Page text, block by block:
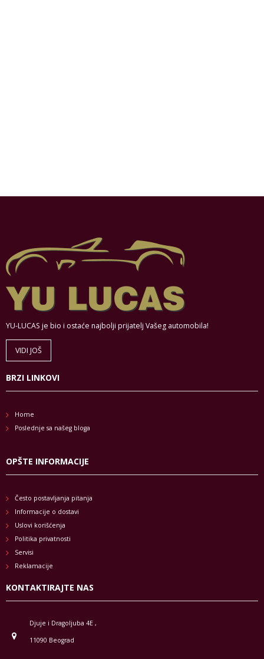
YU-LUCAS je bio i ostaće najbolji prijatelj Vašeg automobila!
VIDI JOŠ
BRZI LINKOVI
Home
Poslednje sa našeg bloga
OPŠTE INFORMACIJE
Često postavljanja pitanja
Informacije o dostavi
Uslovi korišćenja
Politika privatnosti
Servisi
Reklamacije
KONTAKTIRAJTE NAS
Djuje i Dragoljuba 4E ,
11090 Beograd